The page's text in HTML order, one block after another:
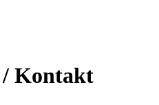
Kontakt